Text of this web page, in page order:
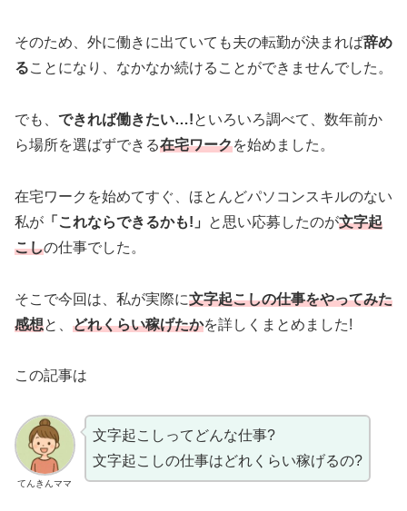
そのため、外に働きに出ていても夫の転勤が決まれば辞め
ることになり、なかなか続けることができませんでした。
でも、 できれば働きたい…!といろいろ調べて、数年前か
ら場所を選ばずできる在宅ワークを始めました。
在宅ワークを始めてすぐ、ほとんどパソコンスキルのない
私が 「これならできるかも!」 と思い応募したのが文字起
こしの仕事でした。
そこで今回は、私が実際に文字起こしの仕事をやってみた
感想と、 どれくらい稼げたかを詳しくまとめました!
この記事は
てんきんママ
文字起こしってどんな仕事?
文字起こしの仕事はどれくらい稼げるの?